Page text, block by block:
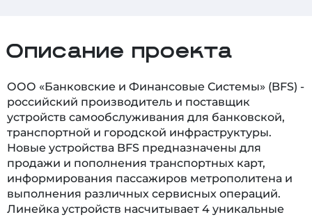
Описание проекта
ООО «Банковские и Финансовые Системы» (BFS) -
российский производитель и поставщик
устройств самообслуживания для банковской,
транспортной и городской инфраструктуры.
Новые устройства BFS предназначены для
продажи и пополнения транспортных карт,
информирования пассажиров метрополитена и
выполнения различных сервисных операций.
Линейка устройств насчитывает 4 уникальные